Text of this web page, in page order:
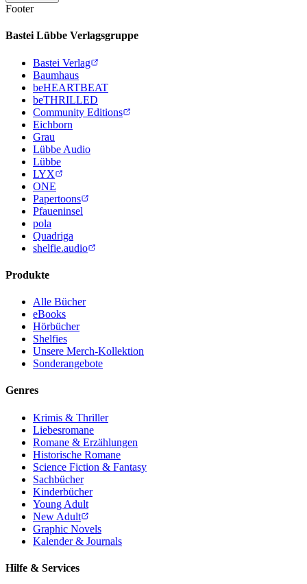
Footer
Bastei Lübbe Verlagsgruppe
Bastei Verlag
Baumhaus
beHEARTBEAT
beTHRILLED
Community Editions
Eichborn
Grau
Lübbe Audio
Lübbe
LYX
ONE
Papertoons
Pfaueninsel
pola
Quadriga
shelfie.audio
Produkte
Alle Bücher
eBooks
Hörbücher
Shelfies
Unsere Merch-Kollektion
Sonderangebote
Genres
Krimis & Thriller
Liebesromane
Romane & Erzählungen
Historische Romane
Science Fiction & Fantasy
Sachbücher
Kinderbücher
Young Adult
New Adult
Graphic Novels
Kalender & Journals
Hilfe & Services